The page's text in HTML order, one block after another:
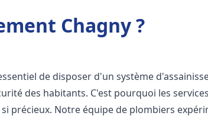
Chagny ?
de disposer d'un système
des habitants. C'est pourquoi les
précieux. Notre équipe de plombiers